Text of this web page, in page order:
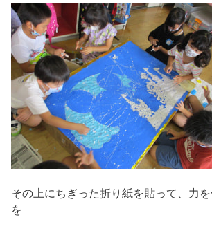
その上にちぎった折り紙を貼って、力
を